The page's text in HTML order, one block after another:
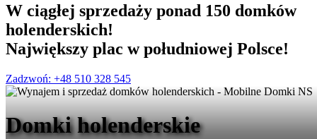
W ciągłej sprzedaży ponad 150 domków
holenderskich!
Największy plac w południowej Polsce!
Zadzwoń: +48 510 328 545
Domki holenderskie